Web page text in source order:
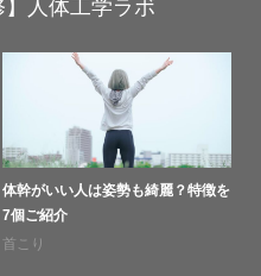
】人体工学ラボ
体幹がいい人は姿勢も綺麗？特徴を
7個ご紹介
首こり